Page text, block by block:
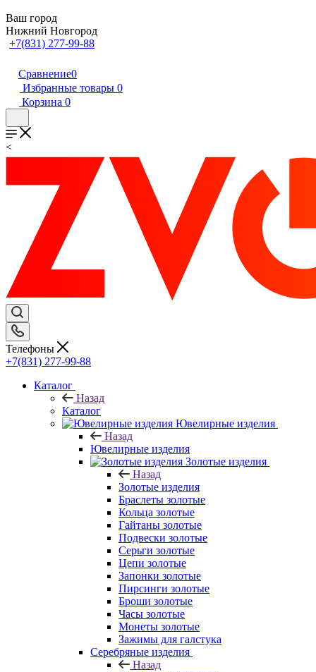
Ваш город
Нижний Новгород
+7(831) 277-99-88
Сравнение0
Избранные товары 0
Корзина 0
<
Телефоны
+7(831) 277-99-88
Каталог
Назад
Каталог
Ювелирные изделия
Назад
Ювелирные изделия
Золотые изделия
Назад
Золотые изделия
Браслеты золотые
Кольца золотые
Гайтаны золотые
Подвески золотые
Серьги золотые
Цепи золотые
Запонки золотые
Пирсинги золотые
Броши золотые
Часы золотые
Монеты золотые
Зажимы для галстука
Серебряные изделия
Назад